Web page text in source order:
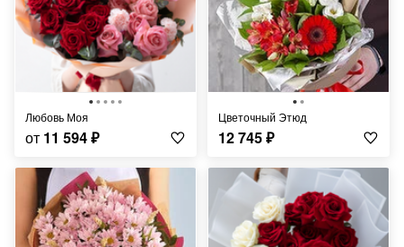
Любовь Моя
от 11 594₽
Цветочный Этюд
12 745₽